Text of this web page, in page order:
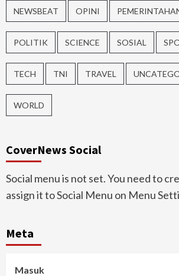
NEWSBEAT OPINI
POLITIK SCIENCE SOSIAL
TECH TNI TRAVEL
WORLD
CoverNews Social
Social menu is not set. You need to
assign it to Social Menu on Menu
Meta
Masuk